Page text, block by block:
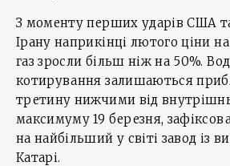
З моменту перших ударів США
Ірану наприкінці лютого ціни
газ зросли більш ніж на 50%.
котирування залишаються
третину нижчими від
максимуму 19 березня,
на найбільший у світі завод із
Катарі.